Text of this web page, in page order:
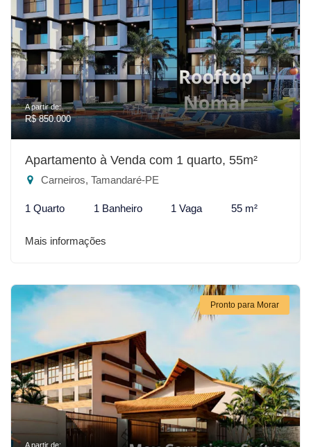
A partir de:
R$ 850.000
Apartamento à Venda com 1 quarto, 55m²
Carneiros, Tamandaré-PE
1 Quarto 1 Banheiro 1 Vaga 55 m²
Mais informações
Pronto para Morar
A partir de: